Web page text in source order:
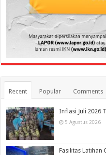
Recent Popular Comments
Inflasi Juli 2026
5 Agustus 2026
Fasilitas Latihan